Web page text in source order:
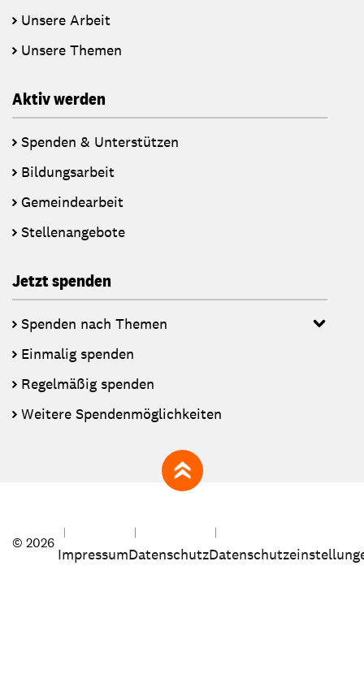
Unsere Arbeit
Unsere Themen
Aktiv werden
Spenden & Unterstützen
Bildungsarbeit
Gemeindearbeit
Stellenangebote
Jetzt spenden
Spenden nach Themen
Einmalig spenden
Regelmäßig spenden
Weitere Spendenmöglichkeiten
zum Seitenanfang
© 2026
ImpressumDatenschutz